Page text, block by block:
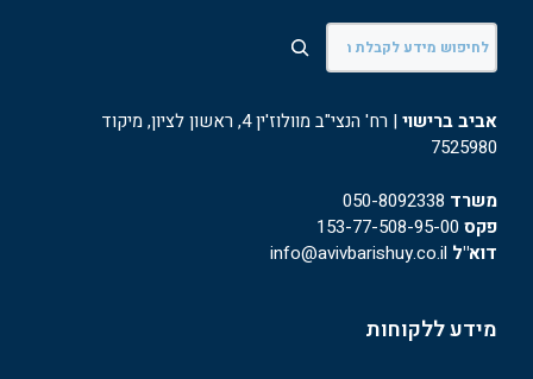
חיפוש
אביב ברישוי
| רח' הנצי"ב מוולוז'ין 4, ראשון לציון, מיקוד
7525980
משרד 050-8092338
פקס
דוא"ל
מידע ללקוחות